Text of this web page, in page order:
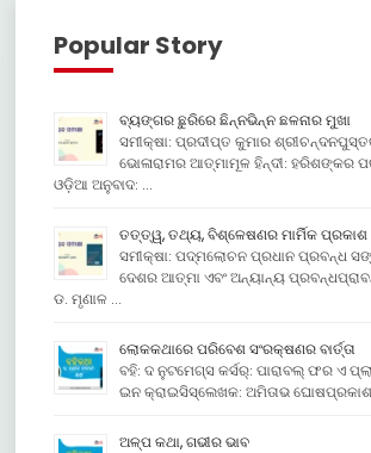
Popular Story
ବ୍ୟଙ୍ଗର ଛୁରିରେ ଛିନ୍ନଭିନ୍ନ ଛଳନାର ମୁଖା
ସମୀକ୍ଷା: ପ୍ରଦୀପ୍ତ କୁମାର
ଭୋଳାରାମର ଆତ୍ମାମୂଳ ହିନ୍ଦୀ: ହରିଶଙ୍କର
ଓଡ଼ିଆ ଅନୁବାଦ: …
ତତ୍ତ୍ୱ, ତଥ୍ୟ, ବିଶ୍ଳେଷଣର ମାର୍ମିକ ପ୍ରକାଶ
ସମୀକ୍ଷା: ପଦ୍ମଲୋଚନ ପ୍ରଧାନ ପ୍ରବନ୍ଧ
ଦେଶର ଆତ୍ମା ଏବଂ ଅନ୍ୟାନ୍ୟ
ଡ. ମୃଣାଳ …
ଲୋକକଥାରେ ପରିବେଶ ସଂରକ୍ଷଣର ବାର୍ତ୍ତା
ବହି: ଦ ନୁଟମେଗ୍ସ କର୍ସର୍: ପାରାବଲ୍ ଫର ଏ
ଇନ କ୍ରାଇସିସ୍ଲେଖକ: ଅମିତାଭ
ଅଳ୍ପ କଥା, ଗଭୀର ଭାବ